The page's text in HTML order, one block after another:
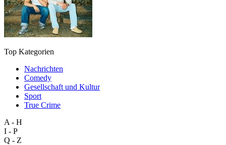
Top Kategorien
Nachrichten
Comedy
Gesellschaft und Kultur
Sport
True Crime
A - H
I - P
Q - Z